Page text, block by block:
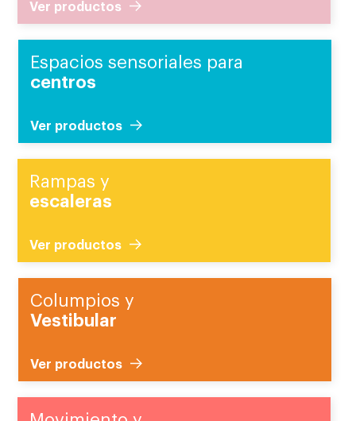
Ver productos
Espacios sensoriales para
centros
Ver productos
Rampas y
escaleras
Ver productos
Columpios y
Vestibular
Ver productos